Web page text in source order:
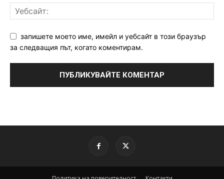
запишете моето име, имейл и уебсайт в този браузър
за следващия път, когато коментирам.